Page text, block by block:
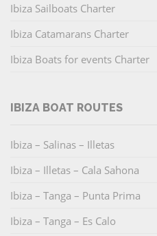
Ibiza Sailboats Charter
Ibiza Catamarans Charter
Ibiza Boats for events Charter
IBIZA BOAT ROUTES
Ibiza – Salinas – Illetas
Ibiza – Illetas – Cala Sahona
Ibiza – Tanga – Punta Prima
Ibiza – Tanga – Es Calo